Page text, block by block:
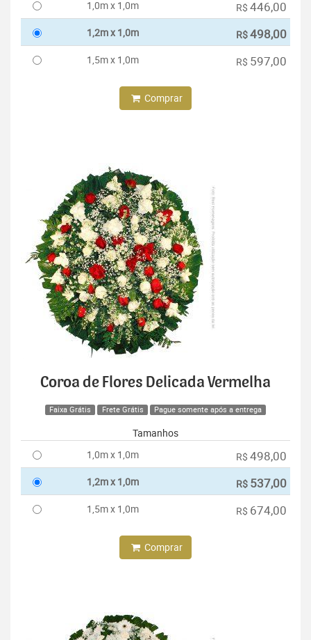
1,0m x 1,0m R$ 446,00
1,2m x 1,0m R$498,00
1,5m x 1,0m R$ 597,00
Comprar
Coroa de Flores Delicada Vermelha
Faixa Grátis Frete Grátis Pague somente após a entrega
Tamanhos
1,0m x 1,0m
R$ 498,00
1,2m x 1,0m R$ 537,00
1,5m x 1,0m R$ 674,00
Comprar